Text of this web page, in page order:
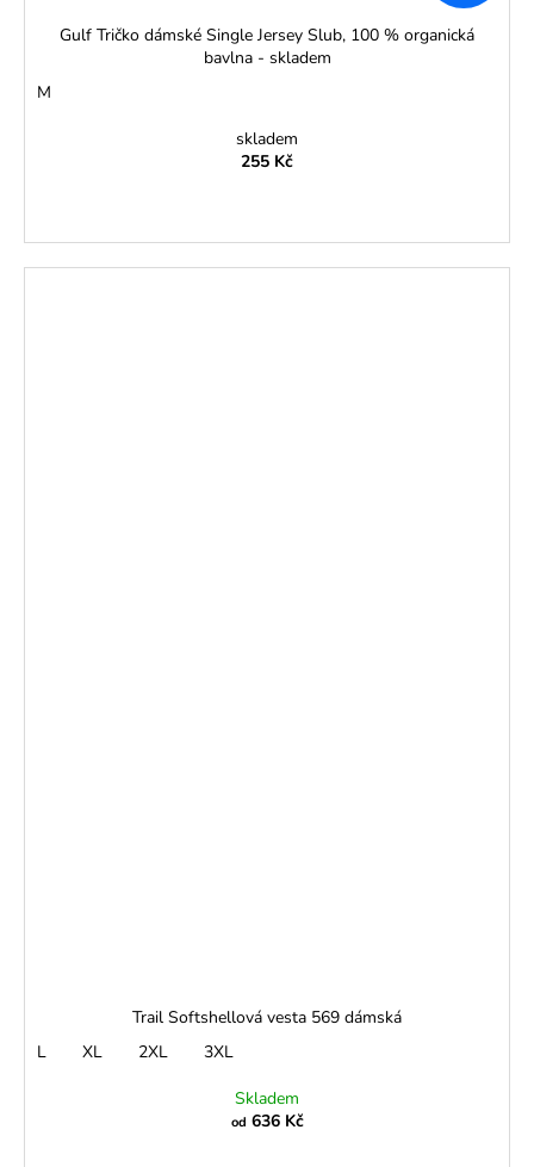
Gulf Tričko dámské Single Jersey Slub, 100 % organická
bavlna - skladem
M
skladem
255 Kč
Trail Softshellová vesta 569 dámská
L
XL 2XL 3XL
Skladem
od 636 Kč